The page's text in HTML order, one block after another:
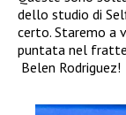
dello studio di
certo. Staremo a
puntata nel
Belen Rodriguez!